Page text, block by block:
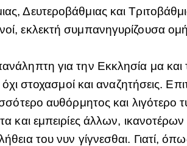
Δευτεροβάθμιας και
εκλεκτή συμπανηγυρίζουσα
για την Εκκλησία μα
όχι στοχασμοί και αναζητήσεις.
αυθόρμητος και λιγότερο
και εμπειρίες άλλων,
του νυν γίγνεσθαι. Γιατί,